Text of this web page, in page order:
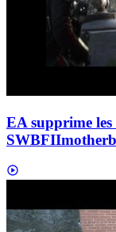
EA supprime
SWBFII